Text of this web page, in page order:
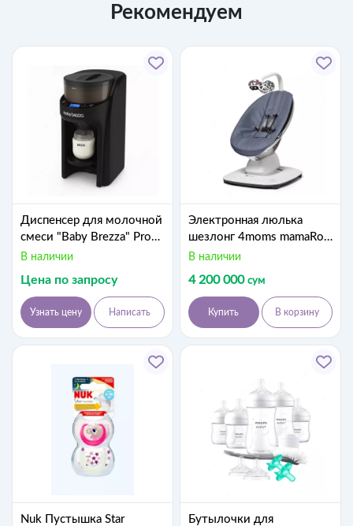
Рекомендуем
Диспенсер для молочной
смеси "Baby Brezza" Pro
Advanced (Арт - FRP0131)
В наличии
Цена по запросу
Узнать цену Написать
Электронная люлька
шезлонг 4moms mamaRoo
New Multi-Motion Slate
В наличии
4 200 000 сум
Купить В корзину
Nuk Пустышка Star
Бутылочки для